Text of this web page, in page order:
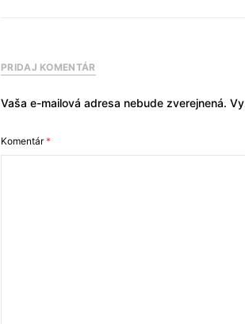
PRIDAJ KOMENTÁR
Vaša e-mailová adresa nebude zverejnená.
Komentár*